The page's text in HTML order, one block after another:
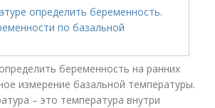
беременность на ранних
измерение базальной температуры.
– это температура внутри